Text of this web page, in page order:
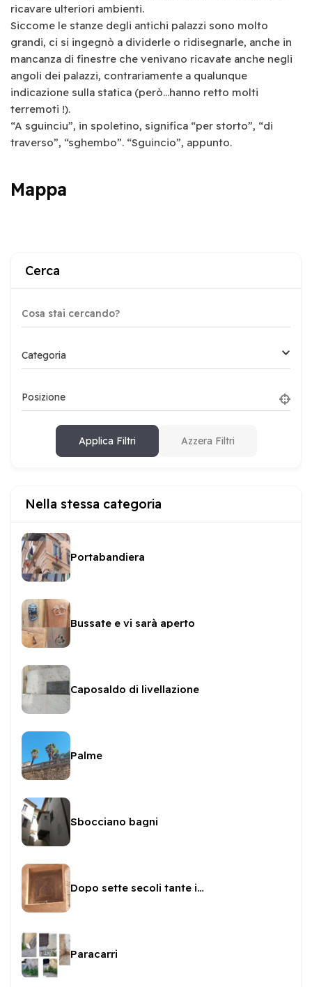
ricavare ulteriori ambienti.
Siccome le stanze degli antichi palazzi sono molto
grandi, ci si ingegnò a dividerle o ridisegnarle, anche in
mancanza di finestre che venivano ricavate anche negli
angoli dei palazzi, contrariamente a qualunque
indicazione sulla statica (però…hanno retto molti
terremoti !).
“A sguinciu”, in spoletino, significa “per storto”, “di
traverso”, “sghembo”. “Sguincio”, appunto.
Mappa
Cerca
Categoria
Posizione
Applica Filtri Azzera Filtri
Nella stessa categoria
Portabandiera
Bussate e vi sarà aperto
Caposaldo di livellazione
Palme
Sbocciano bagni
Dopo sette secoli tante icone
Paracarri